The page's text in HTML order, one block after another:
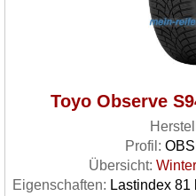
Toyo Observe
Profil:
Übersicht:
Eigenschaften: Lastindex 81